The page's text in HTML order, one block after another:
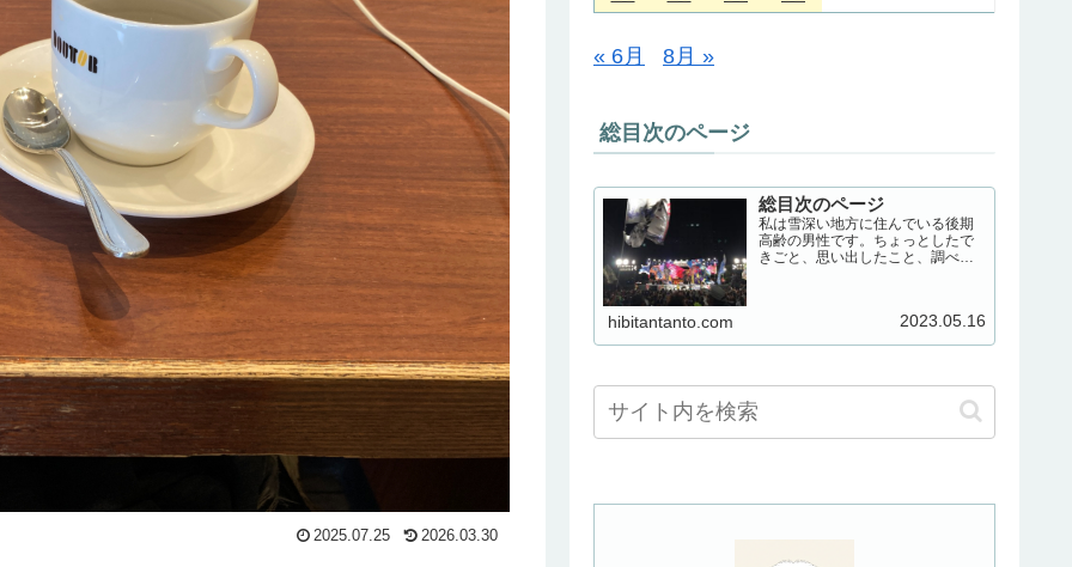
2025.07.25 2026.03.30
« 6月 8月 »
総目次のページ
総目次のページ
私は雪深い地方に住んでいる後期
高齢の男性です。ちょっとしたで
きごと、思い出したこと、調べた
hibitantanto.com 2023.05.16